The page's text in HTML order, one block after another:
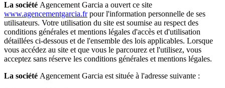
La société Agencement Garcia a ouvert ce site
www.agencementgarcia.frpour l'information personnelle de ses
utilisateurs. Votre utilisation du site est soumise au respect des
conditions générales et mentions légales d'accès et d'utilisation
détaillées ci-dessous et de l'ensemble des lois applicables. Lorsque
vous accédez au site et que vous le parcourez et l'utilisez, vous
acceptez sans réserve les conditions générales et mentions légales.
La société Agencement Garcia est située à l'adresse suivante :